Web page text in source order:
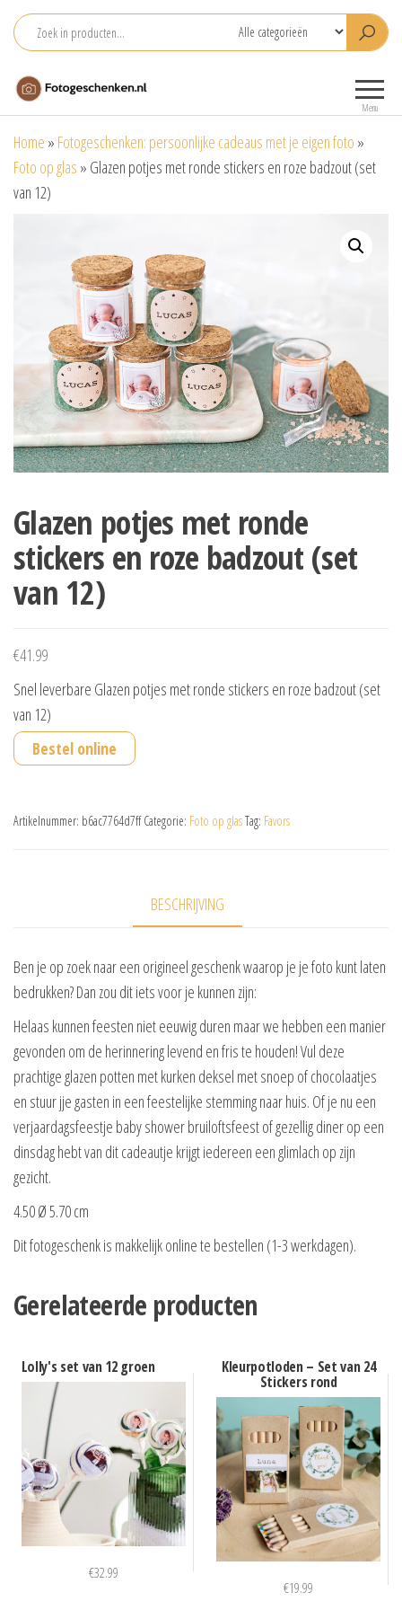
naar
inhoud
voor je foto
Menu
Home » Fotogeschenken: persoonlijke cadeaus met je eigen foto »
Foto op glas » Glazen potjes met ronde stickers en roze badzout (set
van 12)
Glazen potjes met ronde
stickers en roze badzout (set
van 12)
€41.99
Snel leverbare Glazen potjes met ronde stickers en roze badzout (set
van 12)
Bestel online
Artikelnummer: b6ac7764d7ff Categorie: Foto op glasTag: Favors
BESCHRIJVING
Ben je op zoek naar een origineel geschenk waarop je je foto kunt laten
bedrukken? Dan zou dit iets voor je kunnen zijn:
Helaas kunnen feesten niet eeuwig duren maar we hebben een manier
gevonden om de herinnering levend en fris te houden! Vul deze
prachtige glazen potten met kurken deksel met snoep of chocolaatjes
en stuur jje gasten in een feestelijke stemming naar huis. Of je nu een
verjaardagsfeestje baby shower bruiloftsfeest of gezellig diner op een
dinsdag hebt van dit cadeautje krijgt iedereen een glimlach op zijn
gezicht.
4.50 Ø 5.70 cm
Dit fotogeschenk is makkelijk online te bestellen (1-3 werkdagen).
Gerelateerde producten
Lolly's set van 12 groen
€32.99
Kleurpotloden – Set van 24
Stickers rond
€19.99